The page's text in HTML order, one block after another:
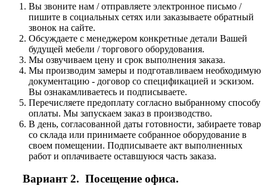
Вы звоните нам / отправляете электронное письмо /
пишите в социальных сетях или заказываете обратный
звонок на сайте.
Обсуждаете с менеджером конкретные детали Вашей
будущей мебели / торгового оборудования.
Мы озвучиваем цену и срок выполнения заказа.
Мы производим замеры и подготавливаем необходимую
документацию - договор со спецификацией и эскизом.
Вы ознакамливаетесь и подписываете.
Перечисляете предоплату согласно выбранному способу
оплаты. Мы запускаем заказ в производство.
В день, согласованной даты готовности, забираете товар
со склада или принимаете собранное оборудование в
своем помещении. Подписываете акт выполненных
работ и оплачиваете оставшуюся часть заказа.
Вариант 2. Посещение офиса.